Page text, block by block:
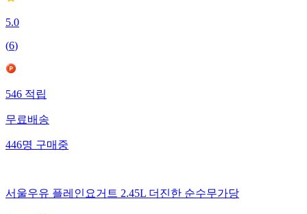
5.0
(6)
546적립
무료배송
446명구매중
서울우유 플레인요거트 2.45L 더진한 순수무가당